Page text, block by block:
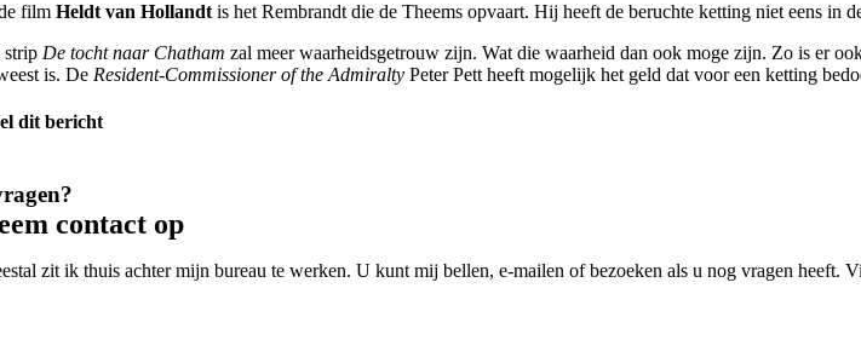
filmHeldt van Hollandt is het Rembrandt die de Theems opvaart. Hij heeft de beruchte ketting niet eens in
strip De tocht naar Chatham zal meer waarheidsgetrouw zijn. Wat die waarheid dan ook moge zijn. Zo is er
is. De Resident-Commissioner of the Admiralty Peter Pett heeft mogelijk het geld dat voor een ketting
dit bericht
contact op
zit ik thuis achter mijn bureau te werken. U kunt mij bellen, e-mailen of bezoeken als u nog vragen heeft.